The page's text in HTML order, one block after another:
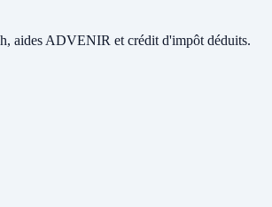
aides ADVENIR et crédit d'impôt déduits.